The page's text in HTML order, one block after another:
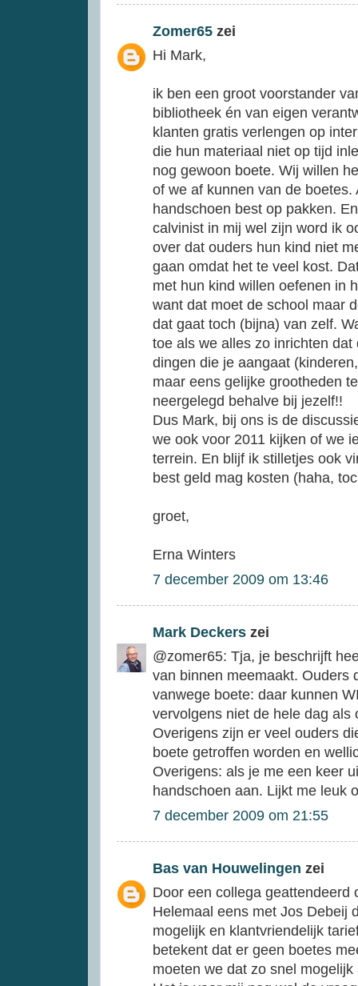
Zomer65 zei
Hi Mark,
ik ben een groot voorstander
bibliotheek én van eigen
klanten gratis verlengen op
die hun materiaal niet op tijd
nog gewoon boete. Wij willen
of we af kunnen van de boetes.
handschoen best op pakken.
calvinist in mij wel zijn word ik
over dat ouders hun kind niet
gaan omdat het te veel kost.
met hun kind willen oefenen in
want dat moet de school maar
dat gaat toch (bijna) van zelf.
toe als we alles zo inrichten
dingen die je aangaat
maar eens gelijke grootheden
neergelegd behalve bij jezelf!!
Dus Mark, bij ons is de
we ook voor 2011 kijken of we
terrein. En blijf ik stilletjes ook
best geld mag kosten (haha,
groet,
Erna Winters
7 december 2009 om 13:46
Mark Deckers zei
@zomer65: Tja, je beschrijft
van binnen meemaakt. Ouders
vanwege boete: daar kunnen
vervolgens niet de hele dag
Overigens zijn er veel ouders
boete getroffen worden en
Overigens: als je me een keer
handschoen aan. Lijkt me leuk
7 december 2009 om 21:55
Bas van Houwelingen zei
Door een collega geattendeerd
Helemaal eens met Jos Debeij
mogelijk en klantvriendelijk
betekent dat er geen boetes
moeten we dat zo snel mogelijk